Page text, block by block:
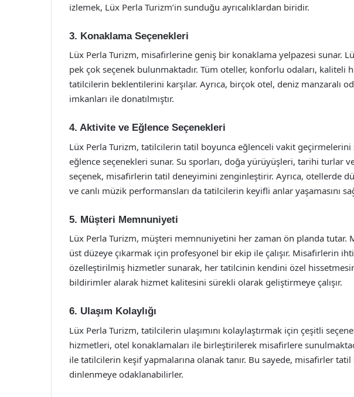
izlemek, Lüx Perla Turizm’in sunduğu ayrıcalıklardan biridir.
3. Konaklama Seçenekleri
Lüx Perla Turizm, misafirlerine geniş bir konaklama yelpazesi sunar.
pek çok seçenek bulunmaktadır. Tüm oteller, konforlu odaları, kaliteli
tatilcilerin beklentilerini karşılar. Ayrıca, birçok otel, deniz manzaralı
imkanları ile donatılmıştır.
4. Aktivite ve Eğlence Seçenekleri
Lüx Perla Turizm, tatilcilerin tatil boyunca eğlenceli vakit
eğlence seçenekleri sunar. Su sporları, doğa yürüyüşleri, tarihi turlar
seçenek, misafirlerin tatil deneyimini zenginleştirir. Ayrıca, otellerde
ve canlı müzik performansları da tatilcilerin keyifli anlar yaşamasını
5. Müşteri Memnuniyeti
Lüx Perla Turizm, müşteri memnuniyetini her zaman ön planda
üst düzeye çıkarmak için profesyonel bir ekip ile çalışır. Misafirlerin
özelleştirilmiş hizmetler sunarak, her tatilcinin kendini özel
bildirimler alarak hizmet kalitesini sürekli olarak geliştirmeye çalışır.
6. Ulaşım Kolaylığı
Lüx Perla Turizm, tatilcilerin ulaşımını kolaylaştırmak için çeşitli
hizmetleri, otel konaklamaları ile birleştirilerek misafirlere
ile tatilcilerin keşif yapmalarına olanak tanır. Bu sayede, misafirler
dinlenmeye odaklanabilirler.